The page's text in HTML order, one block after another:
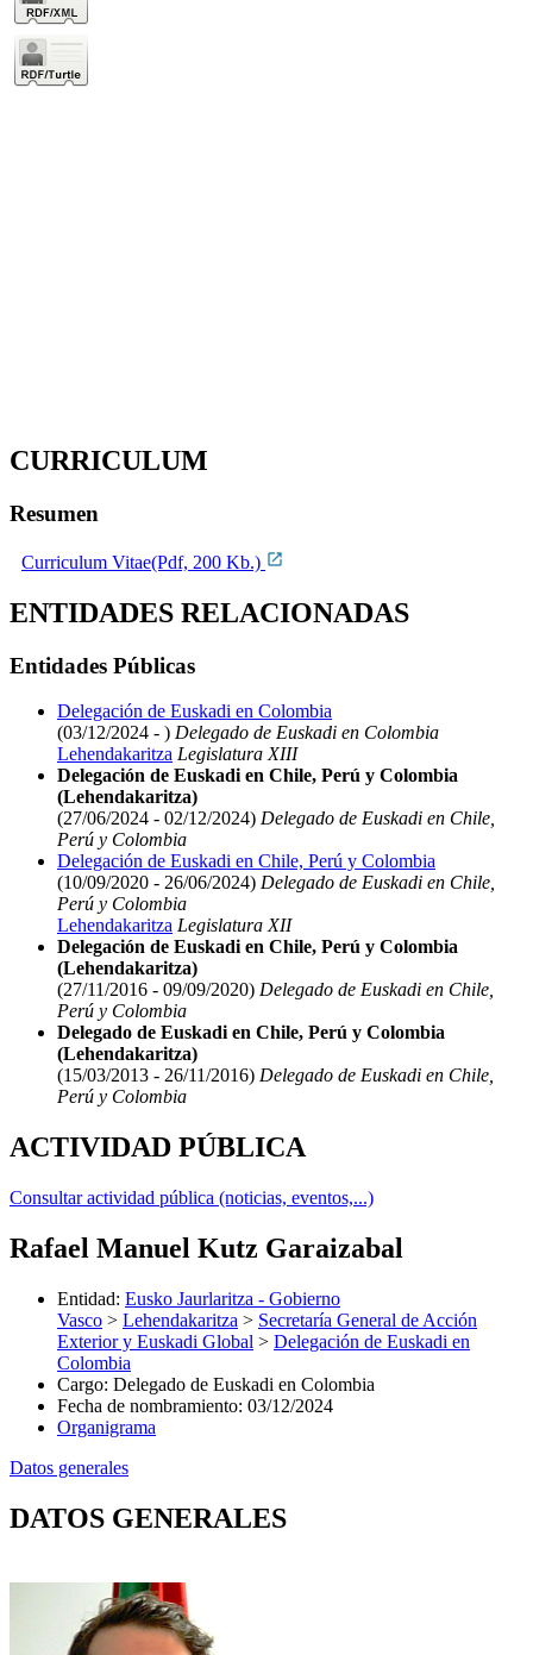
CURRICULUM
Resumen
Curriculum Vitae(Pdf, 200 Kb.)
ENTIDADES RELACIONADAS
Entidades Públicas
Delegación de Euskadi en Colombia
(03/12/2024 - ) Delegado de Euskadi en Colombia
Lehendakaritza Legislatura XIII
Delegación de Euskadi en Chile, Perú y Colombia
(Lehendakaritza)
(27/06/2024 - 02/12/2024) Delegado de Euskadi en Chile,
Perú y Colombia
Delegación de Euskadi en Chile, Perú y Colombia
(10/09/2020 - 26/06/2024) Delegado de Euskadi en Chile,
Perú y Colombia
Lehendakaritza Legislatura XII
Delegación de Euskadi en Chile, Perú y Colombia
(Lehendakaritza)
(27/11/2016 - 09/09/2020) Delegado de Euskadi en Chile,
Perú y Colombia
Delegado de Euskadi en Chile, Perú y Colombia
(Lehendakaritza)
(15/03/2013 - 26/11/2016) Delegado de Euskadi en Chile,
Perú y Colombia
ACTIVIDAD PÚBLICA
Consultar actividad pública (noticias, eventos,...)
Rafael Manuel Kutz Garaizabal
Entidad: Eusko Jaurlaritza - Gobierno
Vasco > Lehendakaritza > Secretaría General de Acción
Exterior y Euskadi Global > Delegación de Euskadi en
Colombia
Cargo: Delegado de Euskadi en Colombia
Fecha de nombramiento: 03/12/2024
Organigrama
Datos generales
DATOS GENERALES